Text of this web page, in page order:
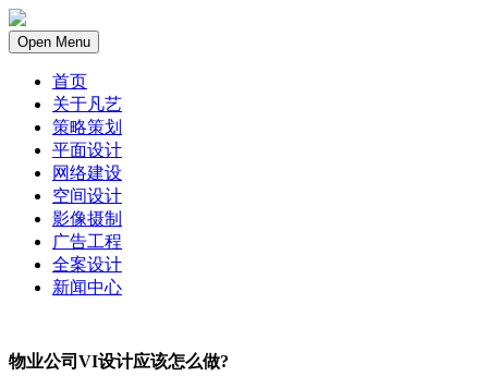
Open Menu
首页
关于凡艺
策略策划
平面设计
网络建设
空间设计
影像摄制
广告工程
全案设计
新闻中心
物业公司VI设计应该怎么做?